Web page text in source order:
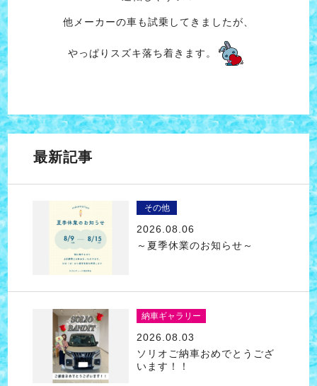
他メーカーの車も試乗してきましたが、
やっぱりスズキ落ち着きます。
最新記事
その他
2026.08.06
～夏季休業のお知らせ～
納車ギャラリー
2026.08.03
ソリオご納車おめでとうござ
います！！